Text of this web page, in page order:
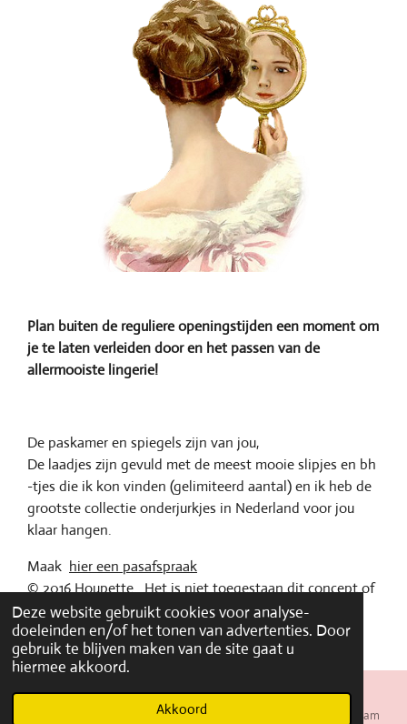
Deze website gebruikt cookies voor analyse-
doeleinden en/of het tonen van advertenties. Door
gebruik te blijven maken van de site gaat u
hiermee akkoord.
Akkoord
Plan buiten de reguliere openingstijden een moment om
je te laten verleiden door en het passen van de
allermooiste lingerie!
De paskamer en spiegels zijn van jou,
De laadjes zijn gevuld met de meest mooie slipjes en bh
-tjes die ik kon vinden (gelimiteerd aantal) en ik heb de
grootste collectie onderjurkjes in Nederland voor jou
klaar hangen.
Maak hier een pasafspraak
© 2016 Houpette. Het is niet toegestaan dit concept of
onderdelen hiervan te kopiëren voor eigen en of
commerciële doeleinden.
Telefoonnummer Instagram